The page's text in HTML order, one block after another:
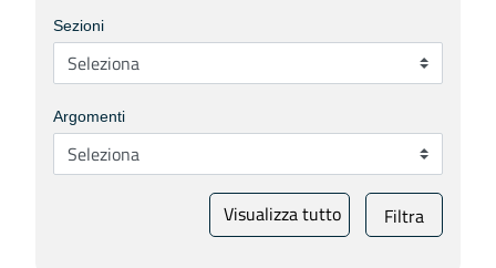
Sezioni
Argomenti
Visualizza tutto Filtra